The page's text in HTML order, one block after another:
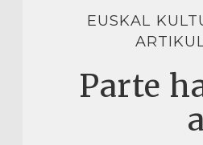
EUSKAL
Parte